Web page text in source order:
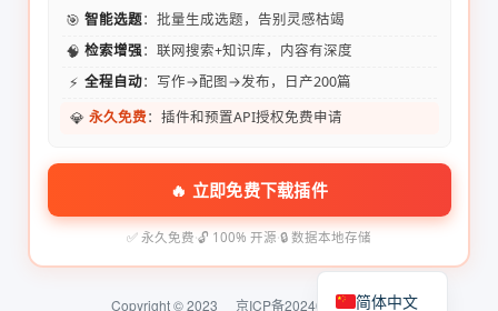
🎯 智能选题：批量生成选题，告别灵感枯竭
🧠 检索增强：联网搜索+知识库，内容有深度
⚡ 全程自动：写作→配图→发布，日产200篇
💎 永久免费：插件和预置API授权免费申请
🔥 立即免费下载插件
✅ 永久免费·🔓 100% 开源·🔒 数据本地存储
Copyright © 2023 京ICP备2024074324号-2简体中文